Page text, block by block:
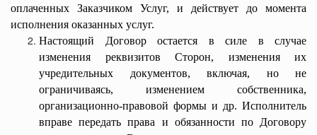
оплаченных Заказчиком Услуг, и действует до момента
исполнения оказанных услуг.
Настоящий Договор остается в силе в случае
изменения реквизитов Сторон, изменения их
учредительных документов, включая, но не
ограничиваясь, изменением собственника,
организационно-правовой формы и др. Исполнитель
вправе передать права и обязанности по Договору